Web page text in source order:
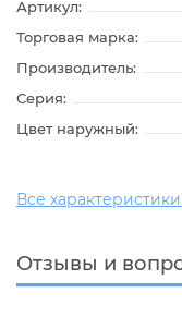
Артикул:
Торговая марка:
Производитель:
Серия:
Цвет наружный:
Все
Отзывы и